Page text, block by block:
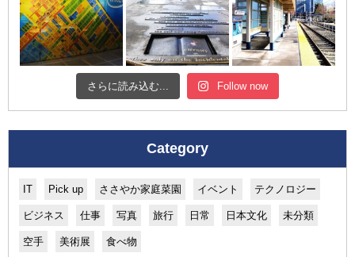
さらに読み込む... Follow now
Category
IT Pick up ささやか家庭菜園 イベント テクノロジー
ビジネス 仕事 写真 旅行 日常 日本文化 未分類
空手 美術展 食べ物